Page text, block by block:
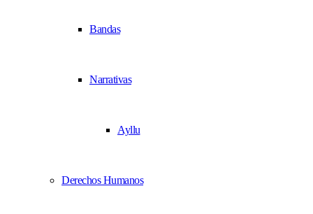
Bandas
Narrativas
Ayllu
Derechos Humanos